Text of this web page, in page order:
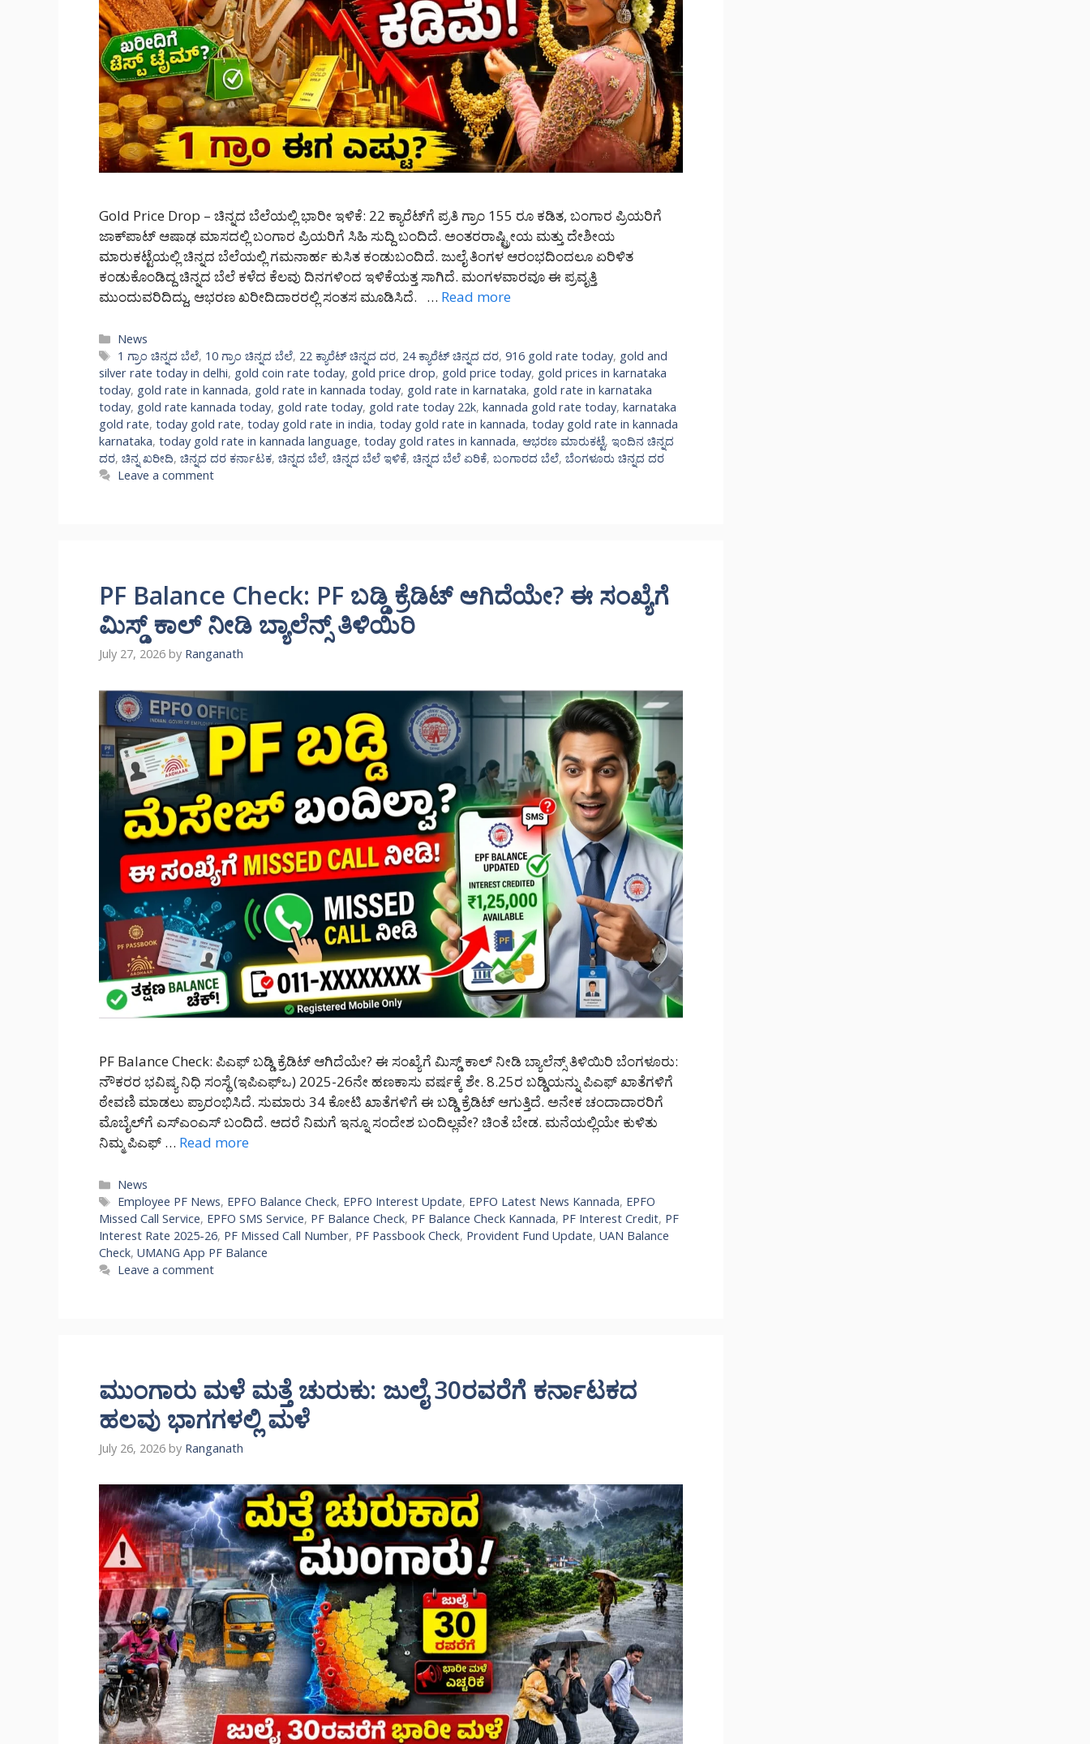
Gold Price Drop – ಚಿನ್ನದ ಬೆಲೆಯಲ್ಲಿ ಭಾರೀ ಇಳಿಕೆ: 22 ಕ್ಯಾರೆಟ್‌ಗೆ ಪ್ರತಿ ಗ್ರಾಂ 155 ರೂ ಕಡಿತ, ಬಂಗಾರ ಪ್ರಿಯರಿಗೆ
ಜಾಕ್‌ಪಾಟ್ ಆಷಾಢ ಮಾಸದಲ್ಲಿ ಬಂಗಾರ ಪ್ರಿಯರಿಗೆ ಸಿಹಿ ಸುದ್ದಿ ಬಂದಿದೆ. ಅಂತರರಾಷ್ಟ್ರೀಯ ಮತ್ತು ದೇಶೀಯ
ಮಾರುಕಟ್ಟೆಯಲ್ಲಿ ಚಿನ್ನದ ಬೆಲೆಯಲ್ಲಿ ಗಮನಾರ್ಹ ಕುಸಿತ ಕಂಡುಬಂದಿದೆ. ಜುಲೈ ತಿಂಗಳ ಆರಂಭದಿಂದಲೂ ಏರಿಳಿತ
ಕಂಡುಕೊಂಡಿದ್ದ ಚಿನ್ನದ ಬೆಲೆ ಕಳೆದ ಕೆಲವು ದಿನಗಳಿಂದ ಇಳಿಕೆಯತ್ತ ಸಾಗಿದೆ. ಮಂಗಳವಾರವೂ ಈ ಪ್ರವೃತ್ತಿ
ಮುಂದುವರಿದಿದ್ದು, ಆಭರಣ ಖರೀದಿದಾರರಲ್ಲಿ ಸಂತಸ ಮೂಡಿಸಿದೆ. … Read more
Categories
News
Tags
1 ಗ್ರಾಂ ಚಿನ್ನದ ಬೆಲೆ, 10 ಗ್ರಾಂ ಚಿನ್ನದ ಬೆಲೆ, 22 ಕ್ಯಾರೆಟ್ ಚಿನ್ನದ ದರ, 24 ಕ್ಯಾರೆಟ್ ಚಿನ್ನದ ದರ,916 gold rate today, gold and
silver rate today in delhi, gold coin rate today, gold price drop, gold price today, gold prices in karnataka
today, gold rate in kannada, gold rate in kannada today, gold rate in karnataka, gold rate in karnataka
today, gold rate kannada today, gold rate today, gold rate today 22k, kannada gold rate today, karnataka
gold rate, today gold rate, today gold rate in india, today gold rate in kannada, today gold rate in kannada
karnataka, today gold rate in kannada language, today gold rates in kannada, ಆಭರಣ ಮಾರುಕಟ್ಟೆ, ಇಂದಿನ ಚಿನ್ನದ
ದರ, ಚಿನ್ನ ಖರೀದಿ, ಚಿನ್ನದ ದರ ಕರ್ನಾಟಕ, ಚಿನ್ನದ ಬೆಲೆ, ಚಿನ್ನದ ಬೆಲೆ ಇಳಿಕೆ, ಚಿನ್ನದ ಬೆಲೆ ಏರಿಕೆ, ಬಂಗಾರದ ಬೆಲೆ, ಬೆಂಗಳೂರು ಚಿನ್ನದ ದರ
Leave a comment
PF Balance Check: PF ಬಡ್ಡಿ ಕ್ರೆಡಿಟ್ ಆಗಿದೆಯೇ? ಈ ಸಂಖ್ಯೆಗೆ
ಮಿಸ್ಡ್ ಕಾಲ್ ನೀಡಿ ಬ್ಯಾಲೆನ್ಸ್ ತಿಳಿಯಿರಿ
July 27, 2026 by Ranganath
PF Balance Check: ಪಿಎಫ್ ಬಡ್ಡಿ ಕ್ರೆಡಿಟ್ ಆಗಿದೆಯೇ? ಈ ಸಂಖ್ಯೆಗೆ ಮಿಸ್ಡ್ ಕಾಲ್ ನೀಡಿ ಬ್ಯಾಲೆನ್ಸ್ ತಿಳಿಯಿರಿ ಬೆಂಗಳೂರು:
ನೌಕರರ ಭವಿಷ್ಯ ನಿಧಿ ಸಂಸ್ಥೆ (ಇಪಿಎಫ್‌ಒ) 2025-26ನೇ ಹಣಕಾಸು ವರ್ಷಕ್ಕೆ ಶೇ. 8.25ರ ಬಡ್ಡಿಯನ್ನು ಪಿಎಫ್ ಖಾತೆಗಳಿಗೆ
ಠೇವಣಿ ಮಾಡಲು ಪ್ರಾರಂಭಿಸಿದೆ. ಸುಮಾರು 34 ಕೋಟಿ ಖಾತೆಗಳಿಗೆ ಈ ಬಡ್ಡಿ ಕ್ರೆಡಿಟ್ ಆಗುತ್ತಿದೆ. ಅನೇಕ ಚಂದಾದಾರರಿಗೆ
ಮೊಬೈಲ್‌ಗೆ ಎಸ್‌ಎಂಎಸ್ ಬಂದಿದೆ. ಆದರೆ ನಿಮಗೆ ಇನ್ನೂ ಸಂದೇಶ ಬಂದಿಲ್ಲವೇ? ಚಿಂತೆ ಬೇಡ. ಮನೆಯಲ್ಲಿಯೇ ಕುಳಿತು
ನಿಮ್ಮ ಪಿಎಫ್ … Read more
Categories
News
Tags
Employee PF News, EPFO Balance Check, EPFO Interest Update, EPFO Latest News Kannada, EPFO
Missed Call Service, EPFO SMS Service, PF Balance Check, PF Balance Check Kannada, PF Interest Credit, PF
Interest Rate 2025-26, PF Missed Call Number, PF Passbook Check, Provident Fund Update, UAN Balance
Check, UMANG App PF Balance
Leave a comment
ಮುಂಗಾರು ಮಳೆ ಮತ್ತೆ ಚುರುಕು: ಜುಲೈ 30ರವರೆಗೆ ಕರ್ನಾಟಕದ
ಹಲವು ಭಾಗಗಳಲ್ಲಿ ಮಳೆ
July 26, 2026 by Ranganath